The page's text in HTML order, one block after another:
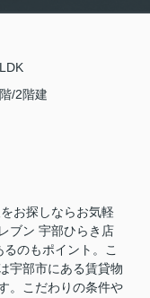
/2階建
お探しならお気軽
ブン 宇部ひらき店
のもポイント。こ
宇部市にある賃貸物
。こだわりの条件や